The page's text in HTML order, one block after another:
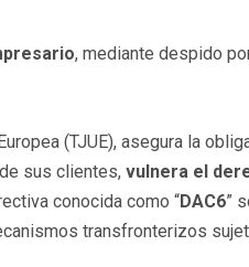
, mediante despido
(TJUE), asegura la
sus clientes, vulnera el
conocida como “DAC6”
transfronterizos